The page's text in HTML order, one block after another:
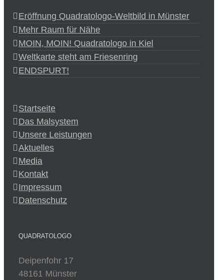
Eröffnung Quadratologo-Weltbild in Münster
Mehr Raum für Nähe
MOIN, MOIN! Quadratologo in Kiel
Weltkarte steht am Friesenring
ENDSPURT!
Startseite
Das Malsystem
Unsere Leistungen
Aktuelles
Media
Kontakt
Impressum
Datenschutz
QUADRATOLOGO
Deipenfohr 17
48161 Münster